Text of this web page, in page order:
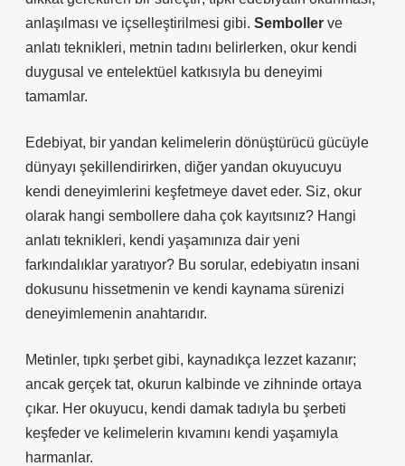
anlaşılması ve içselleştirilmesi gibi. Semboller ve
anlatı teknikleri, metnin tadını belirlerken, okur kendi
duygusal ve entelektüel katkısıyla bu deneyimi
tamamlar.
Edebiyat, bir yandan kelimelerin dönüştürücü gücüyle
dünyayı şekillendirirken, diğer yandan okuyucuyu
kendi deneyimlerini keşfetmeye davet eder. Siz, okur
olarak hangi sembollere daha çok kayıtsınız? Hangi
anlatı teknikleri, kendi yaşamınıza dair yeni
farkındalıklar yaratıyor? Bu sorular, edebiyatın insani
dokusunu hissetmenin ve kendi kaynama sürenizi
deneyimlemenin anahtarıdır.
Metinler, tıpkı şerbet gibi, kaynadıkça lezzet kazanır;
ancak gerçek tat, okurun kalbinde ve zihninde ortaya
çıkar. Her okuyucu, kendi damak tadıyla bu şerbeti
keşfeder ve kelimelerin kıvamını kendi yaşamıyla
harmanlar.